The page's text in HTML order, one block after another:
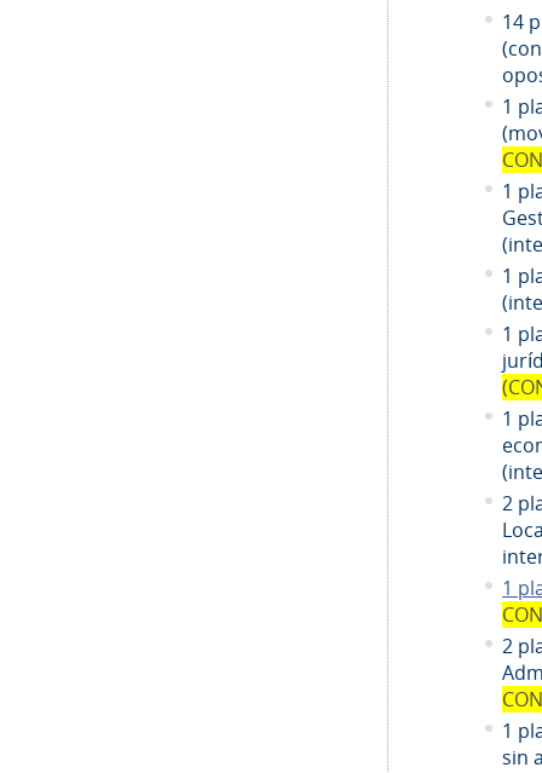
14
1
1
1
1
1
2
1
2
1
sin